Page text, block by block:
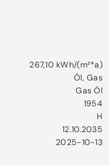
Jahren nicht
267,10 kWh/(m²*a)
Öl, Gas
Gas Öl
1954
H
12.10.2035
2025-10-13